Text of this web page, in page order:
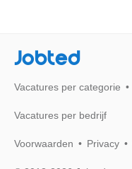
Jobted
Vacatures per categorie
Vacatures per bedrijf
Voorwaarden Privacy